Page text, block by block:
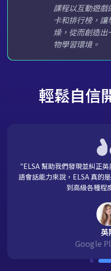
課程以互動遊
卡和排行榜，
燥，從而創造
物學習環境。
輕鬆自信
"ELSA 幫助我們發現並糾正
語會話能力來說，ELSA 真的
到高級各種程
英
Google